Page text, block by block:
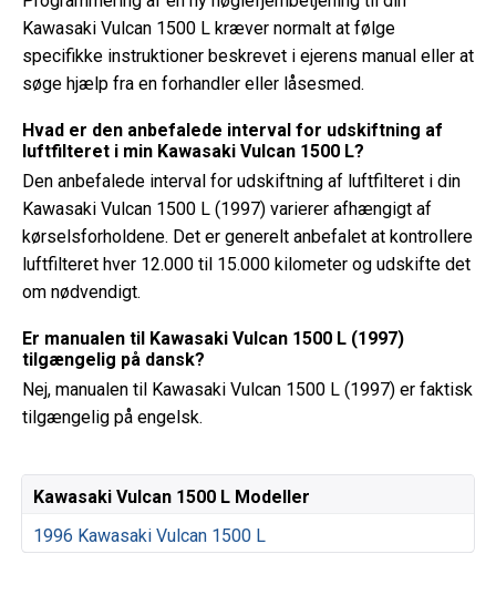
Kawasaki Vulcan 1500 L kræver normalt at følge
specifikke instruktioner beskrevet i ejerens manual eller at
søge hjælp fra en forhandler eller låsesmed.
Hvad er den anbefalede interval for udskiftning af
luftfilteret i min Kawasaki Vulcan 1500 L?
Den anbefalede interval for udskiftning af luftfilteret i din
Kawasaki Vulcan 1500 L (1997) varierer afhængigt af
kørselsforholdene. Det er generelt anbefalet at kontrollere
luftfilteret hver 12.000 til 15.000 kilometer og udskifte det
om nødvendigt.
Er manualen til Kawasaki Vulcan 1500 L (1997)
tilgængelig på dansk?
Nej, manualen til Kawasaki Vulcan 1500 L (1997) er faktisk
tilgængelig på engelsk.
Kawasaki Vulcan 1500 L Modeller
1996 Kawasaki Vulcan 1500 L